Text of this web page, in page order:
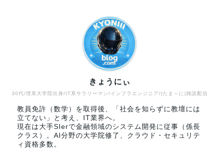
30代/理系大学院出身/IT系サラリーマン/インフラエンジニア/(たま～に)雑談配信
きょうにぃ
教員免許（数学）を取得後、「社会を知らずに教壇には
立てない」と考え、IT業界へ。
現在は大手SIerで金融領域のシステム開発に従事（係長
クラス）。AI分野の大学院修了、クラウド・セキュリテ
ィ資格多数。